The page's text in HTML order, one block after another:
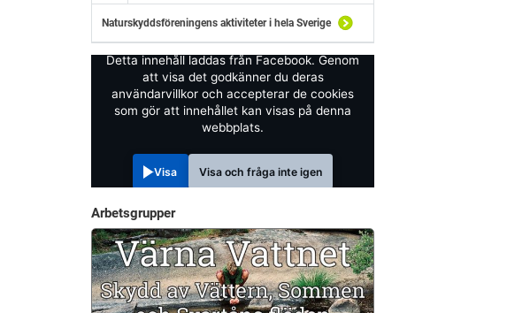
Naturskyddsföreningens aktiviteter i hela Sverige
Detta innehåll laddas från Facebook. Genom
att visa det godkänner du deras
användarvillkor och accepterar de cookies
som gör att innehållet kan visas på denna
webbplats.
Visa Visa och fråga inte igen
Arbetsgrupper